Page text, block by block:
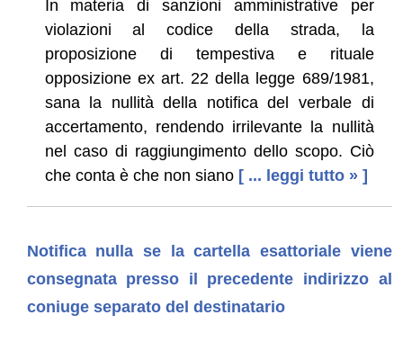
In materia di sanzioni amministrative per
violazioni al codice della strada, la
proposizione di tempestiva e rituale
opposizione ex art. 22 della legge 689/1981,
sana la nullità della notifica del verbale di
accertamento, rendendo irrilevante la nullità
nel caso di raggiungimento dello scopo. Ciò
che conta è che non siano [ ... leggi tutto » ]
Notifica nulla se la cartella esattoriale viene
consegnata presso il precedente indirizzo al
coniuge separato del destinatario